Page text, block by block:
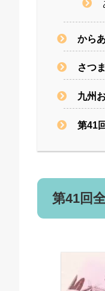
から
さつ
九州
第41
第41回